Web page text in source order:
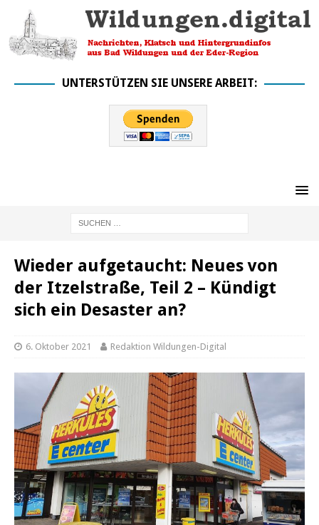
UNTERSTÜTZEN SIE UNSERE ARBEIT:
Wieder aufgetaucht: Neues von
der Itzelstraße, Teil 2 – Kündigt
sich ein Desaster an?
6. Oktober 2021 Redaktion Wildungen-Digital